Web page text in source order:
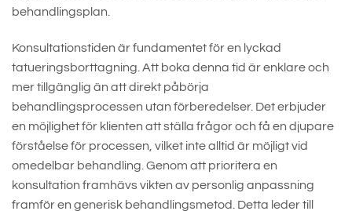
behandlingsplan.
Konsultationstiden är fundamentet för en lyckad
tatueringsborttagning. Att boka denna tid är enklare och
mer tillgänglig än att direkt påbörja
behandlingsprocessen utan förberedelser. Det erbjuder
en möjlighet för klienten att ställa frågor och få en djupare
förståelse för processen, vilket inte alltid är möjligt vid
omedelbar behandling. Genom att prioritera en
konsultation framhävs vikten av personlig anpassning
framför en generisk behandlingsmetod. Detta leder till